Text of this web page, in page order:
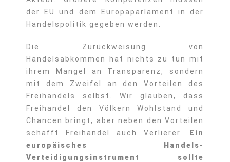
der EU und dem Europaparlament in der
Handelspolitik gegeben werden.
Die Zurückweisung von
Handelsabkommen hat nichts zu tun mit
ihrem Mangel an Transparenz, sondern
mit dem Zweifel an den Vorteilen des
Freihandels selbst. Wir glauben, dass
Freihandel den Völkern Wohlstand und
Chancen bringt, aber neben den Vorteilen
schafft Freihandel auch Verlierer.
Ein
europäisches Handels-
Verteidigungsinstrument sollte